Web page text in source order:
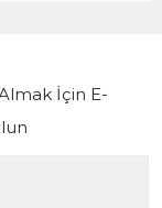
İçin E-